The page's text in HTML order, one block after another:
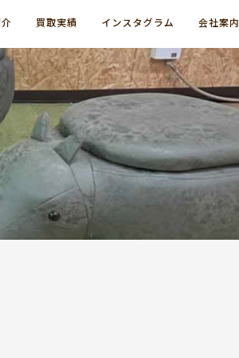
買取実績 インスタグラム 会社案内